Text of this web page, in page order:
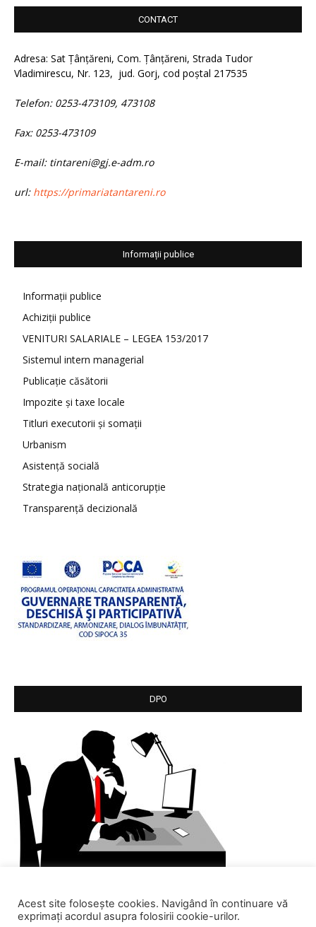
CONTACT
Adresa: Sat Țânțăreni, Com. Țânțăreni, Strada Tudor
Vladimirescu, Nr. 123, jud. Gorj, cod poștal 217535
Telefon: 0253-473109, 473108
Fax: 0253-473109
E-mail: tintareni@gj.e-adm.ro
url: https://primariatantareni.ro
Informații publice
Informații publice
Achiziții publice
VENITURI SALARIALE – LEGEA 153/2017
Sistemul intern managerial
Publicație căsătorii
Impozite și taxe locale
Titluri executorii și somații
Urbanism
Asistență socială
Strategia națională anticorupție
Transparență decizională
DPO
Acest site folosește cookies. Navigând în continuare vă
exprimați acordul asupra folosirii cookie-urilor.